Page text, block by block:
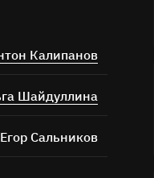
Калипанов
Шайдуллина
Егор Сальников